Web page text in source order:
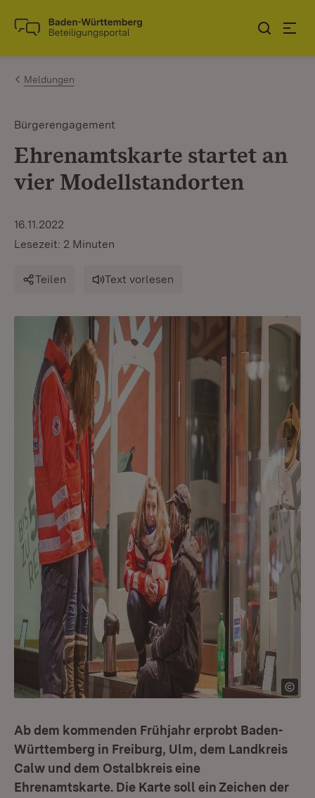
Zum Inhalt springen
Link zur Startseite
Meldungen
Bürgerengagement
Ehrenamtskarte startet an
vier Modellstandorten
16.11.2022
Lesezeit: 2 Minuten
Teilen Text vorlesen
Ab dem kommenden Frühjahr erprobt Baden-
Württemberg in Freiburg, Ulm, dem Landkreis
Calw und dem Ostalbkreis eine
Ehrenamtskarte. Die Karte soll ein Zeichen der